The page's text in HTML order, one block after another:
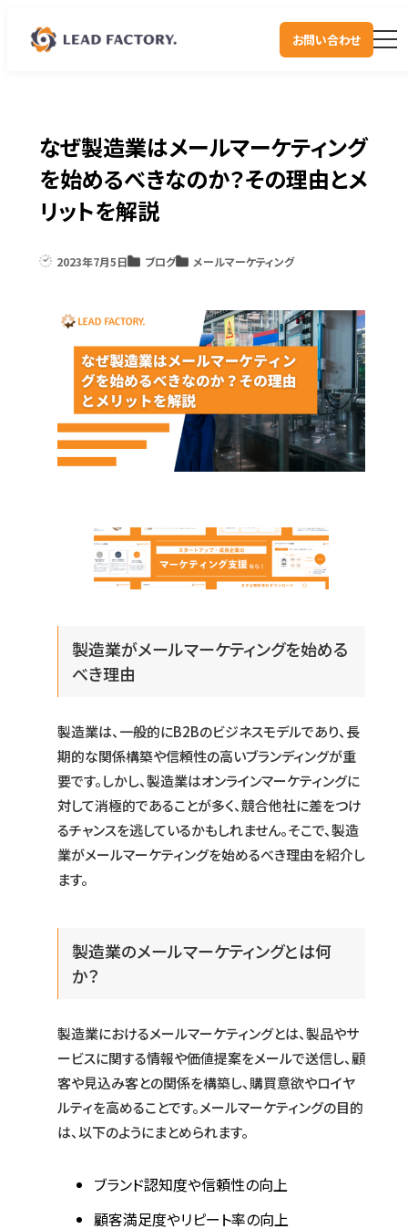
お問い合わせ
なぜ製造業はメールマーケティング
を始めるべきなのか？その理由とメ
リットを解説
2023年7月5日 ブログ メールマーケティング
製造業がメールマーケティングを始める
べき理由
製造業は、一般的にB2Bのビジネスモデルであり、長
期的な関係構築や信頼性の高いブランディングが重
要です。しかし、製造業はオンラインマーケティングに
対して消極的であることが多く、競合他社に差をつけ
るチャンスを逃しているかもしれません。そこで、製造
業がメールマーケティングを始めるべき理由を紹介し
ます。
製造業のメールマーケティングとは何
か？
製造業におけるメールマーケティングとは、製品やサ
ービスに関する情報や価値提案をメールで送信し、顧
客や見込み客との関係を構築し、購買意欲やロイヤ
ルティを高めることです。メールマーケティングの目的
は、以下のようにまとめられます。
ブランド認知度や信頼性の向上
顧客満足度やリピート率の向上